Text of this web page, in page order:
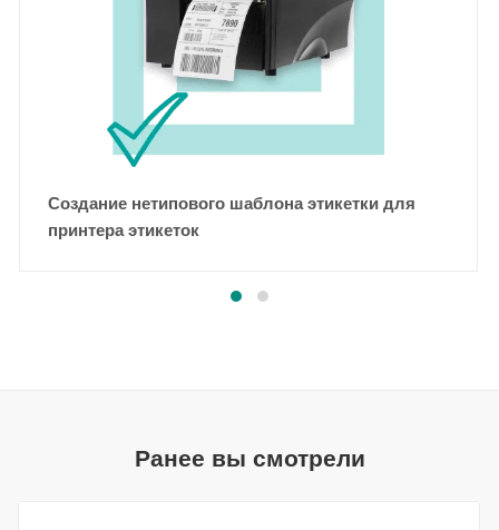
Создание нетипового шаблона этикетки для
принтера этикеток
Ранее вы смотрели